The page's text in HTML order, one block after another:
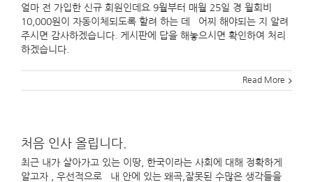
얼마 전 가입한 신규 회원인데요 9월부터 매월 25일 경 월회비
10,000원이 자동이체되도록 할려 하는 데 어찌 해야되는 지 알려
주시면 감사하겠습니다. 게시판에 답을 해놓으시면 확인하여 처리
하겠습니다.
Read More
처음 인사 올립니다.
최근 내가 살아가고 있는 이땅, 한국이라는 사회에 대해 정확하게
알고자 , 우선적으로 내 안에 있는 왜곡,잘못된 수많은 생각들을